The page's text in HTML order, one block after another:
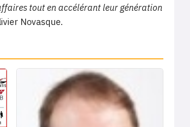
tout en accélérant leur génération
Novasque.